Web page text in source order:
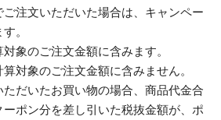
注文いただいた場合は、キャンペー
。
象のご注文金額に含みます。
対象のご注文金額に含みません。
ただいたお買い物の場合、商品代金合
ポン分を差し引いた税抜金額が、ポ